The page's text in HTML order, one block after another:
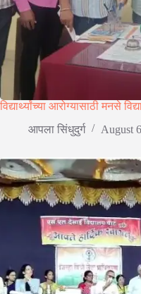
विद्यार्थ्यांच्या आरोग्यासाठी मनसे
आपला सिंधुदुर्ग
August